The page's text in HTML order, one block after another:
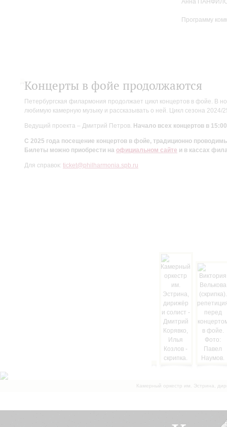
Анна
Программу
Концерты в фойе продолжаются
Петербургская филармония продолжает цикл концертов в фойе. В
любимую камерную музыку и рассказывать о ней. Цикл сезона
Ведущий проекта – Дмитрий Петров. Начало всех концертов в
С 2025 года посещение концертов в фойе, традиционно
Билеты можно приобрести на официальном сайте и в кассах
Для справок: ticket@philharmonia.spb.ru
Камерный оркестр им. Эстрина,